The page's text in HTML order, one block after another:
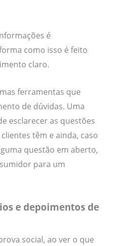
é
como isso é feito
claro.
ferramentas que
de dúvidas. Uma
esclarecer as questões
têm e ainda, caso
questão em aberto,
para um
e depoimentos de
social, ao ver o que